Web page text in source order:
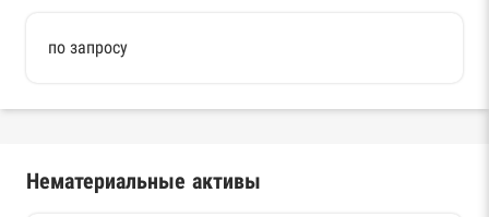
по запросу
Нематериальные активы